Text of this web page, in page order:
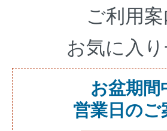
ご利用案
お気に入
お盆期間
営業日のご